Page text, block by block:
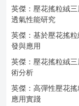
英傑：壓花搖粒絨
透氣性能研究
英傑：基於壓花搖
發與應用
英傑：壓花搖粒絨
術分析
英傑：高彈性壓花
應用實踐